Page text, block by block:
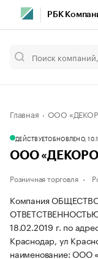
РБК
Главная ООО
ДЕЙСТВУЕТОБНОВЛЕНО,
ООО
Розничная торговля
Компания
ОТВЕТСТВЕННОСТЬЮ
18.02.2019 г. по
Краснодар, ул
наименование: ООО